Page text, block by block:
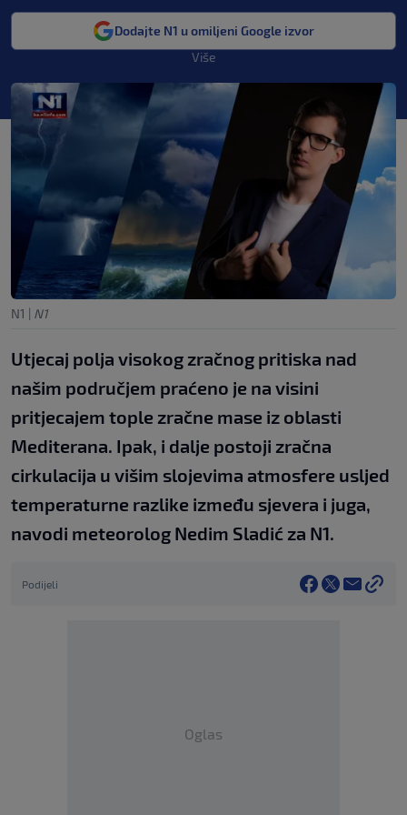
Dodajte N1 u omiljeni Google izvor
Više
N1 | N1
Utjecaj polja visokog zračnog pritiska nad
našim područjem praćeno je na visini
pritjecajem tople zračne mase iz oblasti
Mediterana. Ipak, i dalje postoji zračna
cirkulacija u višim slojevima atmosfere usljed
temperaturne razlike između sjevera i juga,
navodi meteorolog Nedim Sladić za N1.
Podijeli
Oglas